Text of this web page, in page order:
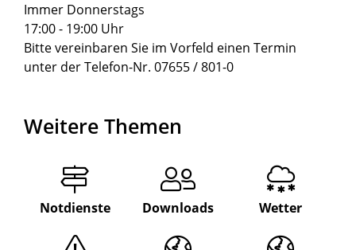
Immer Donnerstags
17:00 - 19:00 Uhr
Bitte vereinbaren Sie im Vorfeld einen Termin
unter der Telefon-Nr. 07655 / 801-0
Weitere Themen
Notdienste Downloads Wetter